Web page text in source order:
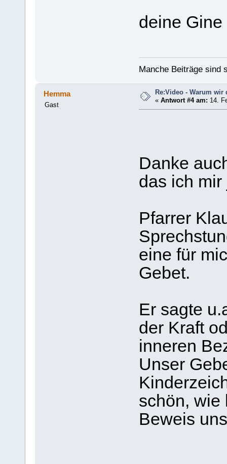
deine Gine
Manche Beiträge sind
Hemma
Gast
Re:Video - Warum wir
«Antwort #4 am: 14.
Danke
das ich
Pfarrer
eine für
Gebet.
Er sagte
der Kraft
inneren
Unser
schön, wie
Beweis